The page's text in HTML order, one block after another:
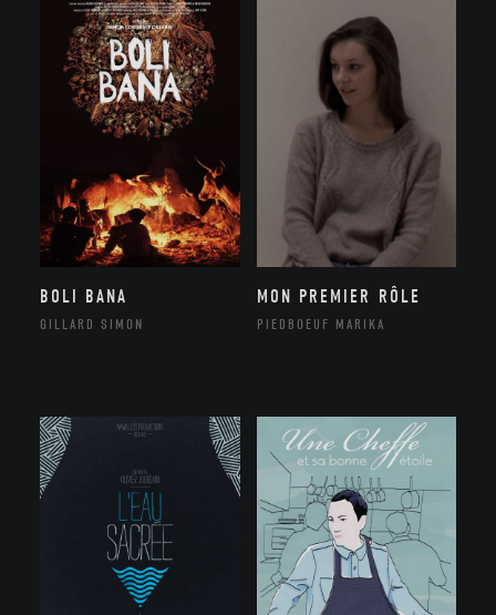
BOLI BANA
GILLARD SIMON
MON PREMIER RÔLE
PIEDBOEUF MARIKA